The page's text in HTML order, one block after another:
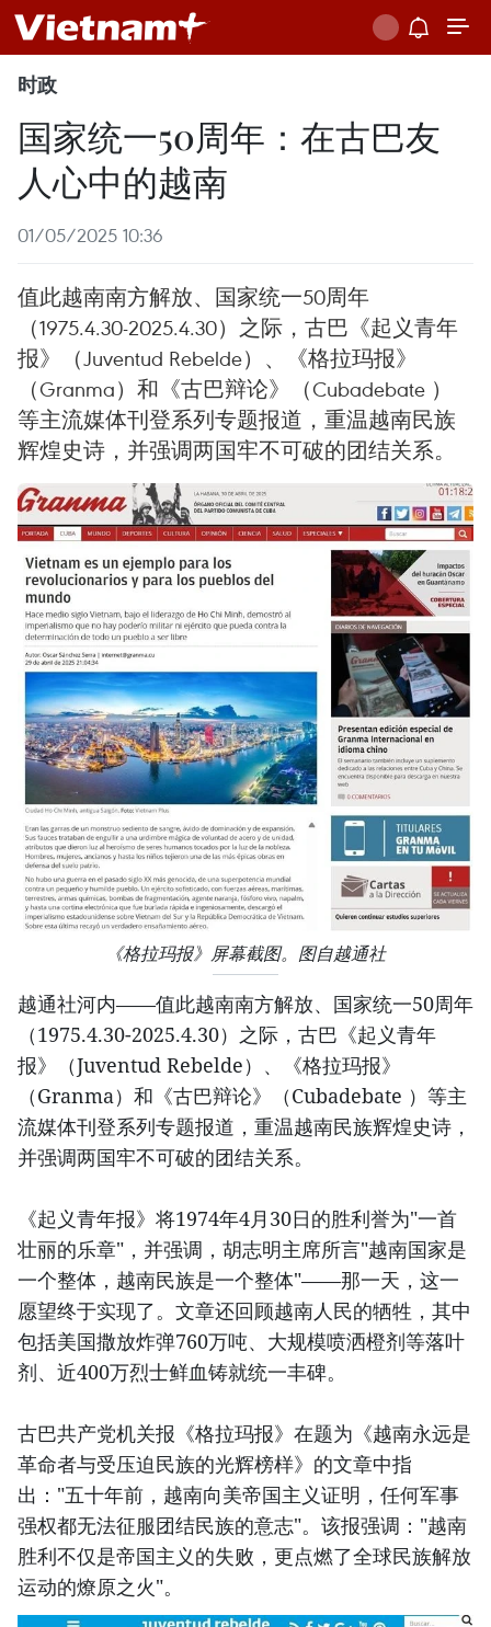
时政
国家统一50周年：在古巴友
人心中的越南
01/05/2025 10:36
值此越南南方解放、国家统一50周年
（1975.4.30-2025.4.30）之际，古巴《起义青年
报》（Juventud Rebelde）、《格拉玛报》
（Granma）和《古巴辩论》（Cubadebate ）
等主流媒体刊登系列专题报道，重温越南民族
辉煌史诗，并强调两国牢不可破的团结关系。
《格拉玛报》屏幕截图。图自越通社
越通社河内——值此越南南方解放、国家统一50周年
（1975.4.30-2025.4.30）之际，古巴《起义青年
报》（Juventud Rebelde）、《格拉玛报》
（Granma）和《古巴辩论》（Cubadebate ）等主
流媒体刊登系列专题报道，重温越南民族辉煌史诗，
并强调两国牢不可破的团结关系。
《起义青年报》将1974年4月30日的胜利誉为"一首
壮丽的乐章"，并强调，胡志明主席所言"越南国家是
一个整体，越南民族是一个整体"——那一天，这一
愿望终于实现了。文章还回顾越南人民的牺牲，其中
包括美国撒放炸弹760万吨、大规模喷洒橙剂等落叶
剂、近400万烈士鲜血铸就统一丰碑。
古巴共产党机关报《格拉玛报》在题为《越南永远是
革命者与受压迫民族的光辉榜样》的文章中指
出："五十年前，越南向美帝国主义证明，任何军事
强权都无法征服团结民族的意志"。该报强调："越南
胜利不仅是帝国主义的失败，更点燃了全球民族解放
运动的燎原之火"。